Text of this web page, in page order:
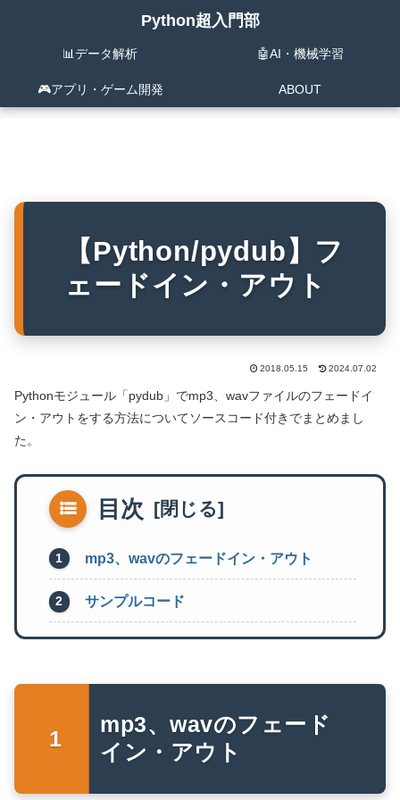
Python超入門部
📊データ解析 🤖AI・機械学習
🎮️アプリ・ゲーム開発 ABOUT
【Python/pydub】フ
ェードイン・アウト
2018.05.15 2024.07.02
Pythonモジュール「pydub」でmp3、wavファイルのフェードイ
ン・アウトをする方法についてソースコード付きでまとめまし
た。
目次
mp3、wavのフェードイン・アウト
サンプルコード
mp3、wavのフェード
イン・アウト